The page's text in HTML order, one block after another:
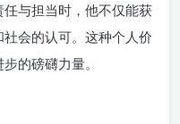
与担当时，他不仅能获
会的认可。这种个人价
的磅礴力量。